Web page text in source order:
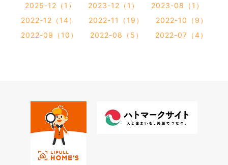
2025-12（1） 2023-12（1）
2023-08（1）
2022-12（14）
2022-11（19）
2022-10（9）
2022-09（10）
2022-08（5） 2022-07（4）